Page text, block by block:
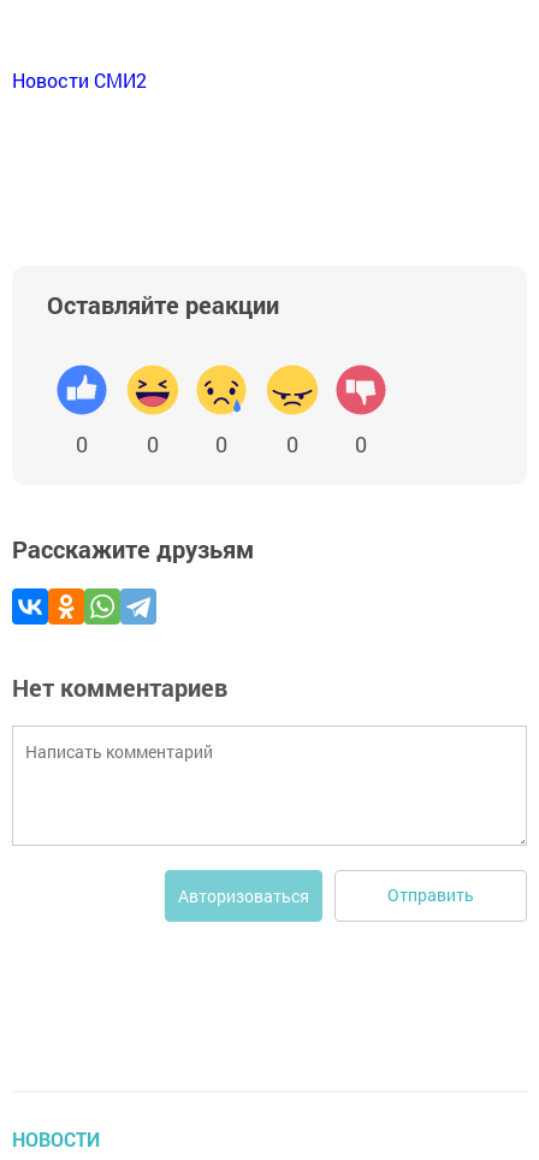
Новости СМИ2
Оставляйте реакции
0 0 0 0 0
Расскажите друзьям
Нет комментариев
Авторизоваться Отправить
НОВОСТИ